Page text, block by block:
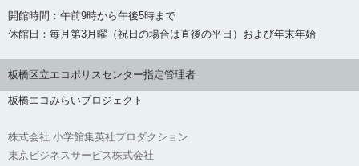
開館時間：午前9時から午後5時まで
休館日：毎月第3月曜（祝日の場合は直後の平日）および年末年始
板橋区立エコポリスセンター指定管理者
板橋エコみらいプロジェクト
株式会社 小学館集英社プロダクション
東京ビジネスサービス株式会社